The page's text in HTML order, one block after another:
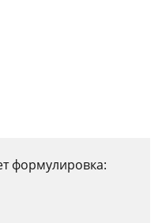
формулировка: